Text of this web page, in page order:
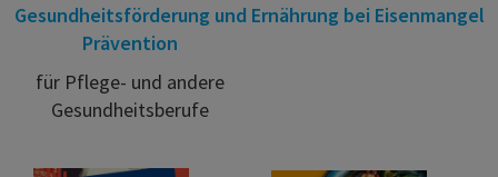
Gesundheitsförderung und
Prävention
für Pflege- und andere
Gesundheitsberufe
Ernährung bei Eisenmangel